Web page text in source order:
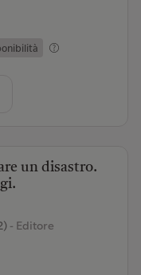
un disastro.
- Editore